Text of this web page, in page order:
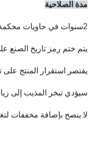
مدة الصلاحية
2سنوات في حاويات محكمة
يتم ختم رمز تاريخ الصنع
يقتصر استقرار المنتج على
سيؤدي تبخر المذيب إلى
لا ينصح بإضافة مخففات